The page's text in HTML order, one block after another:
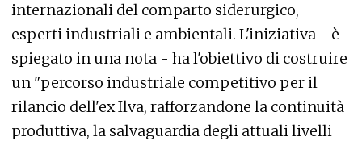
internazionali del comparto siderurgico,
esperti industriali e ambientali. L'iniziativa - è
spiegato in una nota - ha l'obiettivo di costruire
un "percorso industriale competitivo per il
rilancio dell'ex Ilva, rafforzandone la continuità
produttiva, la salvaguardia degli attuali livelli